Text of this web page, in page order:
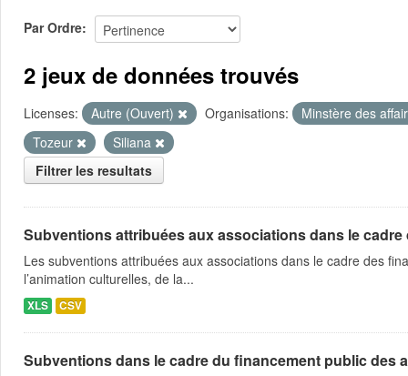
À propos
Par Ordre
2 jeux de données trouvés
Licenses: Autre (Ouvert) Organisations:
Minstère des
Tozeur
Siliana
Filtrer les resultats
Subventions attribuées aux associations dans le
Les subventions attribuées aux associations dans le cadre des
l’animation culturelles, de la...
XLS CSV
Subventions dans le cadre du financement public des